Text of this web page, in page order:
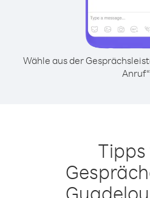
Wähle aus der
Anruf“